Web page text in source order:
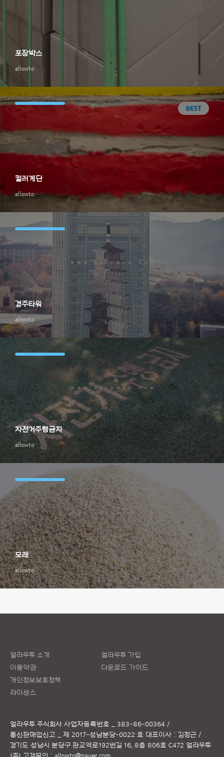
allowto
포장박스
allowto
컬러계단
allowto
경주타워
allowto
자전거주행금지
allowto
모래
얼라우투 소개
이용약관
개인정보보호정책
라이센스
얼라우투 가입
다운로드 가이드
얼라우투 주식회사 사업자등록번호 _ 383-86-00364 /
통신판매업신고 _ 제 2017-성남분당-0022 호 대표이사 : 김정근 /
경기도 성남시 분당구 판교역로192번길 16, 8층 806호 C472 얼라우투